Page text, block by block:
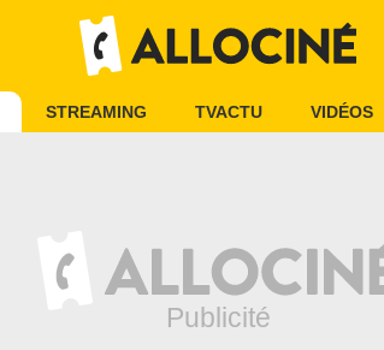
STREAMING TVACTU VIDÉOS